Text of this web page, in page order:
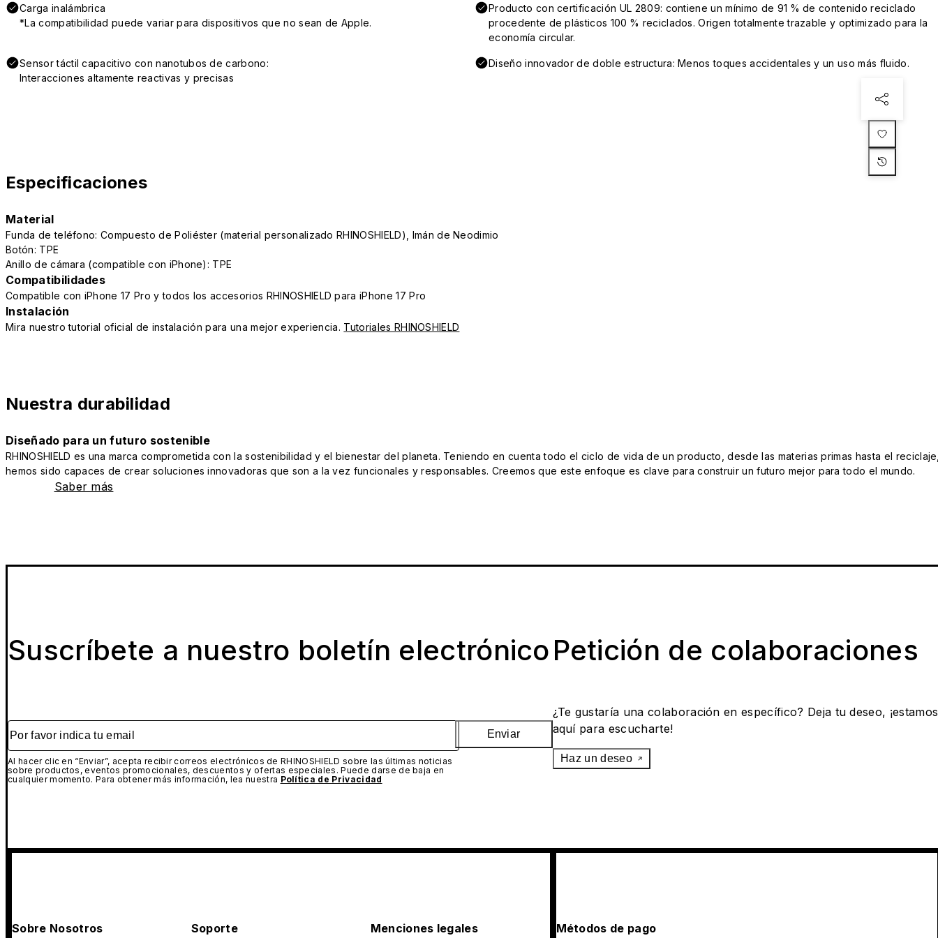
Carga inalámbrica
*La compatibilidad puede variar para dispositivos que no sean de Apple.
Producto con certificación UL 2809: contiene un mínimo de 91 % de contenido reciclado
procedente de plásticos 100 % reciclados. Origen totalmente trazable y optimizado para la
economía circular.
Sensor táctil capacitivo con nanotubos de carbono:
Interacciones altamente reactivas y precisas
Diseño innovador de doble estructura: Menos toques accidentales y un uso más fluido.
Especificaciones
Material
Funda de teléfono: Compuesto de Poliéster (material personalizado RHINOSHIELD), Imán de Neodimio
Botón: TPE
Anillo de cámara (compatible con iPhone): TPE
Compatibilidades
Compatible con iPhone 17 Pro y todos los accesorios RHINOSHIELD para iPhone 17 Pro
Instalación
Mira nuestro tutorial oficial de instalación para una mejor experiencia. Tutoriales RHINOSHIELD
Nuestra durabilidad
Diseñado para un futuro sostenible
RHINOSHIELD es una marca comprometida con la sostenibilidad y el bienestar del planeta. Teniendo en cuenta todo el ciclo de vida de un producto, desde las materias primas hasta el
hemos sido capaces de crear soluciones innovadoras que son a la vez funcionales y responsables. Creemos que este enfoque es clave para construir un futuro mejor para todo el mundo.
Saber más
Suscríbete a nuestro boletín electrónico
Por favor indica tu email
Al hacer clic en “Enviar”, acepta recibir correos electrónicos de RHINOSHIELD sobre las últimas noticias
sobre productos, eventos promocionales, descuentos y ofertas especiales. Puede darse de baja en
cualquier momento. Para obtener más información, lea nuestra Política de Privacidad
Enviar
Petición de colaboraciones
¿Te gustaría una colaboración en específico? Deja tu deseo, ¡estamos
aquí para escucharte!
Haz un deseo
Sobre Nosotros Soporte Menciones legales Métodos de pago